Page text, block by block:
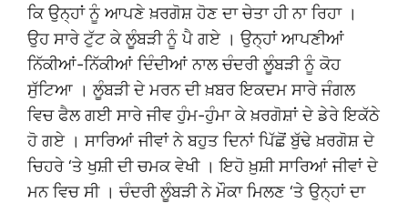
ਕਿ ਉਨ੍ਹਾਂ ਨੂੰ ਆਪਣੇ ਖ਼ਰਗੋਸ਼ ਹੋਣ ਦਾ ਚੇਤਾ ਹੀ ਨਾ ਰਿਹਾ ।
ਉਹ ਸਾਰੇ ਟੁੱਟ ਕੇ ਲੂੰਬੜੀ ਨੂੰ ਪੈ ਗਏ । ਉਨ੍ਹਾਂ ਆਪਣੀਆਂ
ਨਿੱਕੀਆਂ-ਨਿੱਕੀਆਂ ਦਿੰਦੀਆਂ ਨਾਲ ਚੰਦਰੀ ਲੂੰਬੜੀ ਨੂੰ ਕੋਹ
ਸੁੱਟਿਆ । ਲੂੰਬੜੀ ਦੇ ਮਰਨ ਦੀ ਖ਼ਬਰ ਇਕਦਮ ਸਾਰੇ ਜੰਗਲ
ਵਿਚ ਫੈਲ ਗਈ ਸਾਰੇ ਜੀਵ ਹੁੰਮ-ਹੁੰਮਾ ਕੇ ਖ਼ਰਗੋਸ਼ਾਂ ਦੇ ਡੇਰੇ ਇਕੱਠੇ
ਹੋ ਗਏ । ਸਾਰਿਆਂ ਜੀਵਾਂ ਨੇ ਬਹੁਤ ਦਿਨਾਂ ਪਿੱਛੋਂ ਬੁੱਢੇ ਖ਼ਰਗੋਸ਼ ਦੇ
ਚਿਹਰੇ ‘ਤੇ ਖੁਸ਼ੀ ਦੀ ਚਮਕ ਵੇਖੀ । ਇਹੋ ਖ਼ੁਸ਼ੀ ਸਾਰਿਆਂ ਜੀਵਾਂ ਦੇ
ਮਨ ਵਿਚ ਸੀ । ਚੰਦਰੀ ਲੂੰਬੜੀ ਨੇ ਮੌਕਾ ਮਿਲਣ ‘ਤੇ ਉਨ੍ਹਾਂ ਦਾ